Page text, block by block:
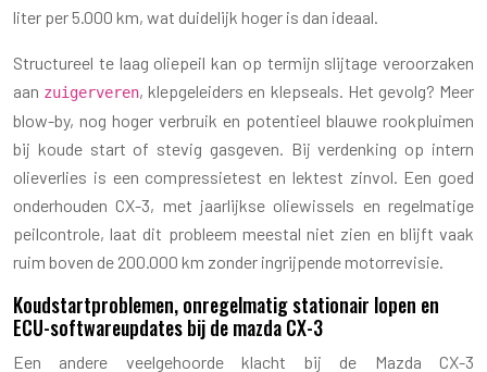
liter per 5.000 km, wat duidelijk hoger is dan ideaal.
Structureel te laag oliepeil kan op termijn slijtage veroorzaken
aan zuigerveren, klepgeleiders en klepseals. Het gevolg? Meer
blow-by, nog hoger verbruik en potentieel blauwe rookpluimen
bij koude start of stevig gasgeven. Bij verdenking op intern
olieverlies is een compressietest en lektest zinvol. Een goed
onderhouden CX-3, met jaarlijkse oliewissels en regelmatige
peilcontrole, laat dit probleem meestal niet zien en blijft vaak
ruim boven de 200.000 km zonder ingrijpende motorrevisie.
Koudstartproblemen, onregelmatig stationair lopen en
ECU-softwareupdates bij de mazda CX-3
Een andere veelgehoorde klacht bij de Mazda CX-3